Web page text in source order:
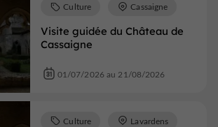
Visite guidée du Château de
Cassaigne
Culture Cassaigne
01/07/2026 au 21/08/2026
Culture Lavardens